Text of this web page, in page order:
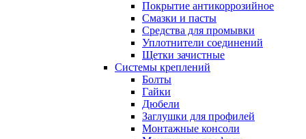
Покрытие антикоррозийное
Смазки и пасты
Средства для промывки
Уплотнители соединений
Щетки зачистные
Системы креплений
Болты
Гайки
Дюбели
Заглушки для профилей
Монтажные консоли